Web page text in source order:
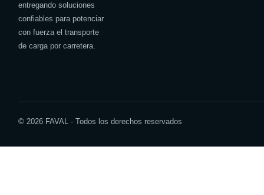
entregando soluciones
confiables para potenciar
con fuerza el transporte
de carga por carretera.
© 2026 FAVAL · Todos los derechos reservados